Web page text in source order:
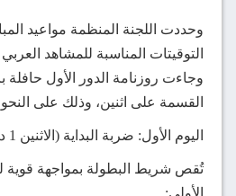
وحددت اللجنة المنظمة مواعيد
التوقيتات المناسبة للمشاهد
وجاءت روزنامة الدور الأول حافلة
القسمة على اثنين، وذلك على النحو
اليوم الأول: ضربة البداية (الاثنين 1 ديسمبر 2025)
تُقص شريط البطولة بمواجهة
الأولى: